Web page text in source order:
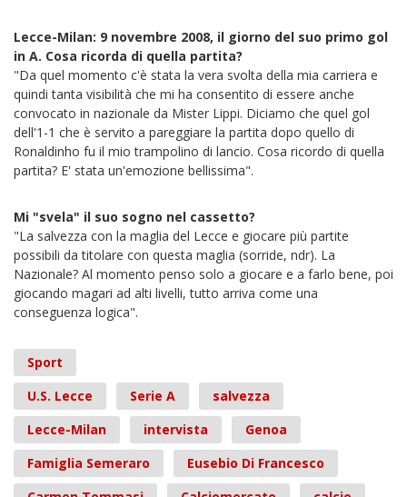
Lecce-Milan: 9 novembre 2008, il giorno del suo primo gol
in A. Cosa ricorda di quella partita?
"Da quel momento c'è stata la vera svolta della mia carriera e
quindi tanta visibilità che mi ha consentito di essere anche
convocato in nazionale da Mister Lippi. Diciamo che quel gol
dell'1-1 che è servito a pareggiare la partita dopo quello di
Ronaldinho fu il mio trampolino di lancio. Cosa ricordo di quella
partita? E' stata un'emozione bellissima".
Mi "svela" il suo sogno nel cassetto?
"La salvezza con la maglia del Lecce e giocare più partite
possibili da titolare con questa maglia (sorride, ndr). La
Nazionale? Al momento penso solo a giocare e a farlo bene, poi
giocando magari ad alti livelli, tutto arriva come una
conseguenza logica".
Sport
U.S. Lecce
Serie A
salvezza
Lecce-Milan
intervista
Genoa
Famiglia Semeraro
Eusebio Di Francesco